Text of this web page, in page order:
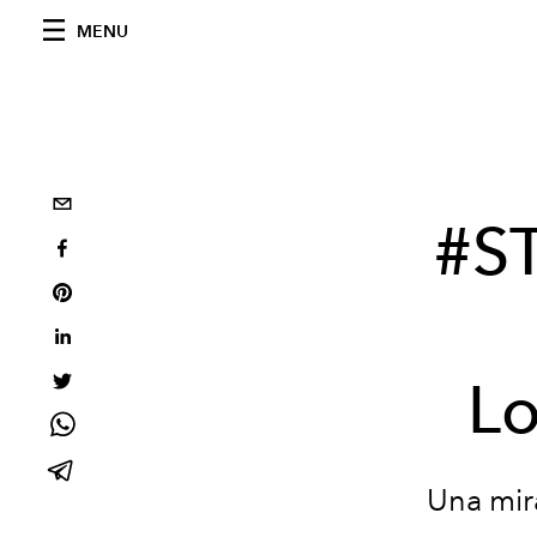
MENU
Una